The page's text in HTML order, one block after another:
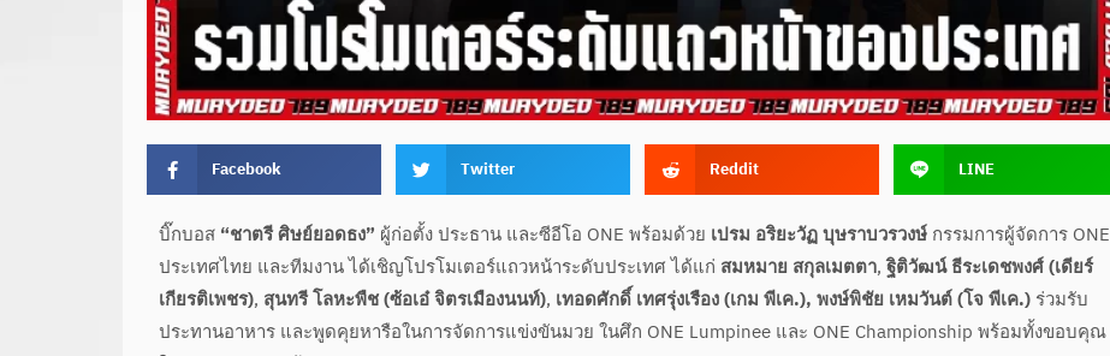
Facebook Twitter Reddit LINE
บิ๊กบอส “ชาตรี ศิษย์ยอดธง” ผู้ก่อตั้ง ประธาน และซีอีโอ ONE พร้อมด้วย เปรม อริยะวัฏ บุษราบวรวงษ์ กรรมการผู้จัดการ ONE
ประเทศไทย และทีมงาน ได้เชิญโปรโมเตอร์แถวหน้าระดับประเทศ ได้แก่ สมหมาย สกุลเมตตา,ฐิติวัฒน์ ธีระเดชพงศ์ (เดียร์
เกียรติเพชร), สุนทรี โลหะพืช (ซ้อเอ๋ จิตรเมืองนนท์), เทอดศักดิ์ เทศรุ่งเรือง (เกม พีเค.), พงษ์พิชัย เหมวันต์ (โจ พีเค.) ร่วมรับ
ประทานอาหาร และพูดคุยหารือในการจัดการแข่งขันมวย ในศึก ONE Lumpinee และ ONE Championship พร้อมทั้งขอบคุณ